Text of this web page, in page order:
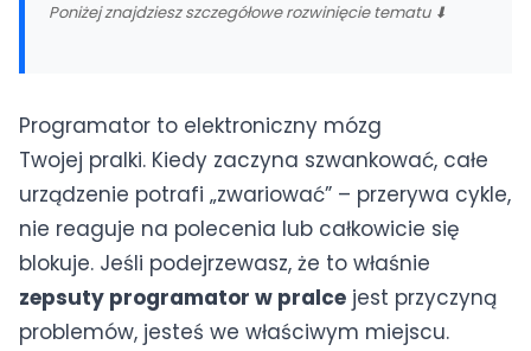
WIELKOPOLSKA
Poznań
INNE REGIONY
Lublin
Rzeszów
Szczecin
Kielce
Opole
Toruń
Poniżej znajdziesz szczegółowe rozwinięcie tematu ⬇
Programator to elektroniczny mózg
Twojej pralki. Kiedy zaczyna szwankować, całe
urządzenie potrafi „zwariować” – przerywa cykle,
nie reaguje na polecenia lub całkowicie się
blokuje. Jeśli podejrzewasz, że to właśnie
zepsuty programator w pralce jest przyczyną
problemów, jesteś we właściwym miejscu.